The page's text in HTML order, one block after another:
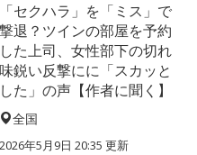
「セクハラ」を「ミス」で
撃退？ツインの部屋を予約
した上司、女性部下の切れ
味鋭い反撃にに「スカッと
した」の声【作者に聞く】
全国
2026年5月9日 20:35 更新